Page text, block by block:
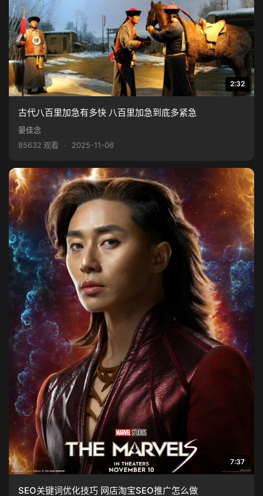
2:32
古代八百里加急有多快 八百里加急到底多紧急
晏佳念
85632 观看
· 2025-11-06
7:37
SEO关键词优化技巧 网店淘宝SEO推广怎么做